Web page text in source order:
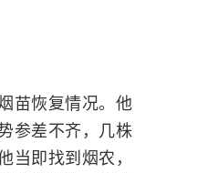
苗恢复情况。他
参差不齐，几株
即找到烟农，